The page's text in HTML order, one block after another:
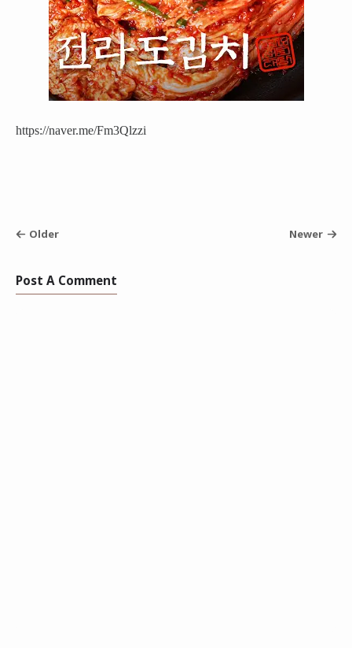
https://naver.me/Fm3Qlzzi
Older Newer
Post A Comment